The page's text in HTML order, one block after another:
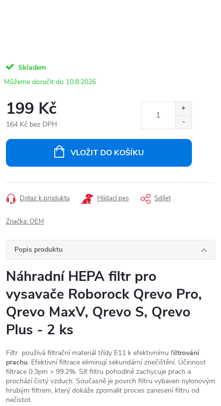
Skladem
10.8.2026
199 Kč
164 Kč bez DPH
VLOŽIT DO KOŠÍKU
Dotaz k produktu Hlídací pes Sdílet
Značka: OEM
Popis produktu
Náhradní HEPA filtr pro
vysavače Roborock Qrevo Pro,
Qrevo MaxV, Qrevo S, Qrevo
Plus - 2 ks
Filtr používá filtrační materiál třídy E11 k efektivnímu filtrování
prachu. Efektivní filtrace eliminují sekundární znečištění. Účinnost
filtrace 0.3pm > 99.2%. Síť filtru pohodlně zachycuje prach a
prochází čistý vzduch. Současně je povrch filtru vybaven nylonovým
hrubým filtrem, který dokáže zpomalit proces zanesení filtru od
nečistot.